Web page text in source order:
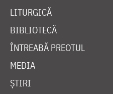
LITURGICĂ
BIBLIOTECĂ
ÎNTREABĂ PREOTUL
MEDIA
ȘTIRI